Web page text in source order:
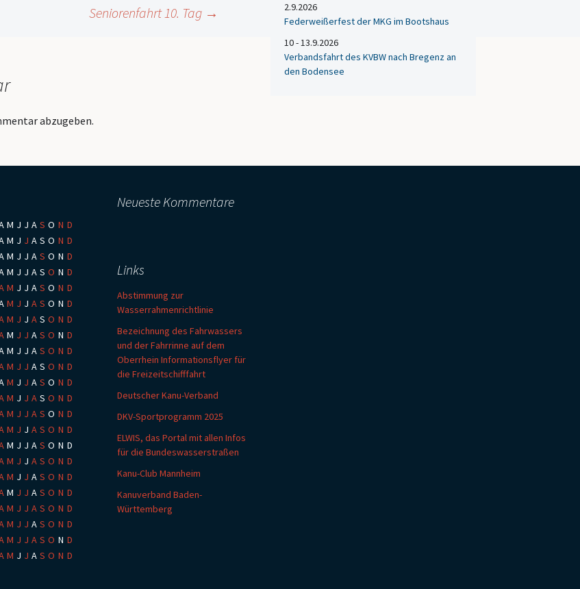
Seniorenfahrt 10. Tag →
abzugeben.
2.9.2026
Federweißerfest der MKG im Bootshaus
10 - 13.9.2026
Verbandsfahrt des KVBW nach Bregenz an
den Bodensee
M J J A S O N D
M J J A S O N D
M J J A S O N D
M J J A S O N D
M J J A S O N D
M J J A S O N D
M J J A S O N D
M J J A S O N D
M J J A S O N D
M J J A S O N D
M J J A S O N D
M J J A S O N D
M J J A S O N D
M J J A S O N D
M J J A S O N D
M J J A S O N D
M J J A S O N D
M J J A S O N D
M J J A S O N D
M J J A S O N D
M J J A S O N D
M J J A S O N D
Neueste Kommentare
Links
Abstimmung zur
Wasserrahmenrichtlinie
Bezeichnung des Fahrwassers
und der Fahrrinne auf dem
Oberrhein Informationsflyer für
die Freizeitschifffahrt
Deutscher Kanu-Verband
DKV-Sportprogramm 2025
ELWIS, das Portal mit allen Infos
für die Bundeswasserstraßen
Kanu-Club Mannheim
Kanuverband Baden-
Württemberg